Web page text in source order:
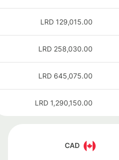
129,015.00
LRD
258,030.00
LRD
645,075.00
LRD
1,290,150.00
LRD
CAD